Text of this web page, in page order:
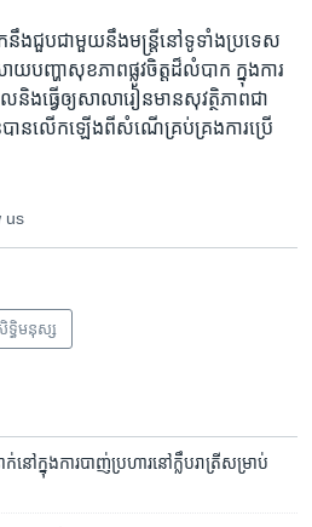
ង​ជួប​ជាមួយនឹង​មន្ត្រី​នៅ​ទូទាំង​ប្រទេស​
យ​បញ្ហា​សុខភាព​ផ្លូវ​ចិត្ត​ដ៏​លំបាក ក្នុង​ការ​
ល​និង​ធ្វើ​ឲ្យ​សាលារៀន​មាន​សុវត្ថិភាព​ជា​
បាន​លើកឡើង​ពី​សំណើ​គ្រប់គ្រង​ការ​ប្រើ
us
ទ្ធិ​មនុស្ស
ក្នុង​ការបាញ់​ប្រហារ​នៅ​ក្លឹបរាត្រី​សម្រាប់​